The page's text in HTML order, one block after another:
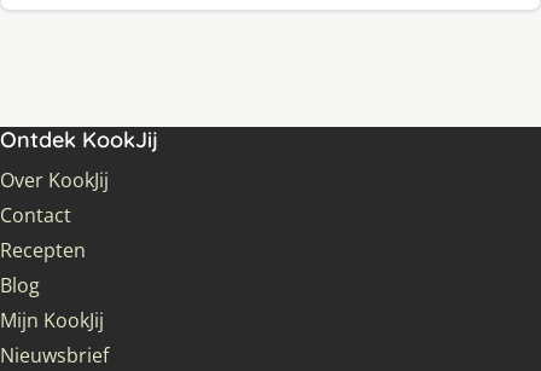
Ontdek KookJij
Over KookJij
Contact
Recepten
Blog
Mijn KookJij
Nieuwsbrief